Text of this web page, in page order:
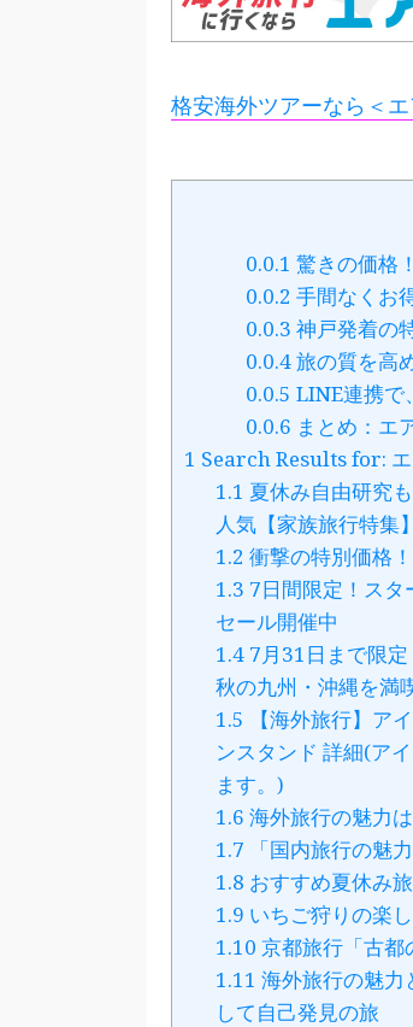
格安海外ツアーなら＜エ
0.0.1 驚きの価格
0.0.2 手間なくお
0.0.3 神戸発着の
0.0.4旅の質を高
0.0.5 LINE連携で
0.0.6 まとめ：エ
1 Search Results for: エ
1.1 夏休み自由研究
人気【家族旅行特集】
1.2 衝撃の特別価格
1.3 7日間限定！スタ
セール開催中
1.47月31日まで限定
秋の九州・沖縄を満
1.5 【海外旅行】ア
ンスタンド 詳細(ア
ます。)
1.6 海外旅行の魅力
1.7 「国内旅行の魅
1.8 おすすめ夏休み
1.9 いちご狩りの楽
1.10 京都旅行「古都
1.11 海外旅行の魅力
して自己発見の旅